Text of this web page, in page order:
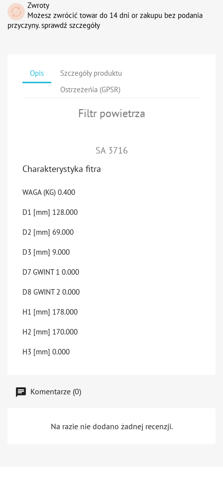
Zwroty
Możesz zwrócić towar do 14 dni or zakupu bez podania
przyczyny. sprawdź szczegóły
Opis
Szczegóły produktu
Ostrzeżeńia (GPSR)
Filtr powietrza
SA 3716
Charakterystyka fitra
WAGA (KG) 0.400
D1 [mm] 128.000
D2 [mm] 69.000
D3 [mm] 9.000
D7 GWINT 1 0.000
D8 GWINT 2 0.000
H1 [mm] 178.000
H2 [mm] 170.000
H3 [mm] 0.000
Komentarze (0)
Na razie nie dodano żadnej recenzji.